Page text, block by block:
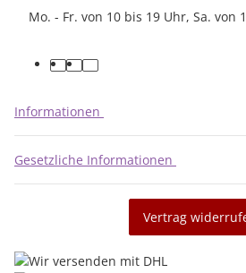
Mo. - Fr. von 10 bis 19 Uhr, Sa. von
facebook
youtube
instagram
Informationen
Gesetzliche Informationen
Vertrag